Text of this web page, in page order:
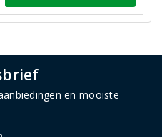
en mooiste